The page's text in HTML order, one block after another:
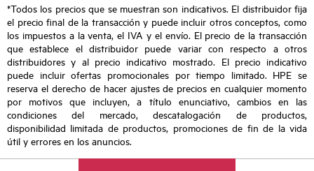
*Todos los precios que se muestran son indicativos. El distribuidor fija
el precio final de la transacción y puede incluir otros conceptos, como
los impuestos a la venta, el IVA y el envío. El precio de la transacción
que establece el distribuidor puede variar con respecto a otros
distribuidores y al precio indicativo mostrado. El precio indicativo
puede incluir ofertas promocionales por tiempo limitado. HPE se
reserva el derecho de hacer ajustes de precios en cualquier momento
por motivos que incluyen, a título enunciativo, cambios en las
condiciones del mercado, descatalogación de productos,
disponibilidad limitada de productos, promociones de fin de la vida
útil y errores en los anuncios.